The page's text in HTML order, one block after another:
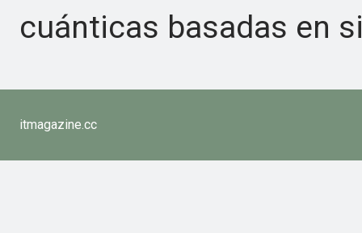
cuánticas basadas en
itmagazine.cc